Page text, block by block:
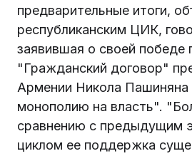
предварительные итоги,
республиканским ЦИК,
заявившая о своей победе
"Гражданский договор"
Армении Никола Пашиняна
монополию на власть".
сравнению с предыдущим
циклом ее поддержка